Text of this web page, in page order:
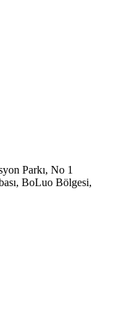
Parkı, No 1
BoLuo Bölgesi,